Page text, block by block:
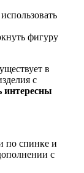
фигуру
в
с
интересны
по спинке и
с